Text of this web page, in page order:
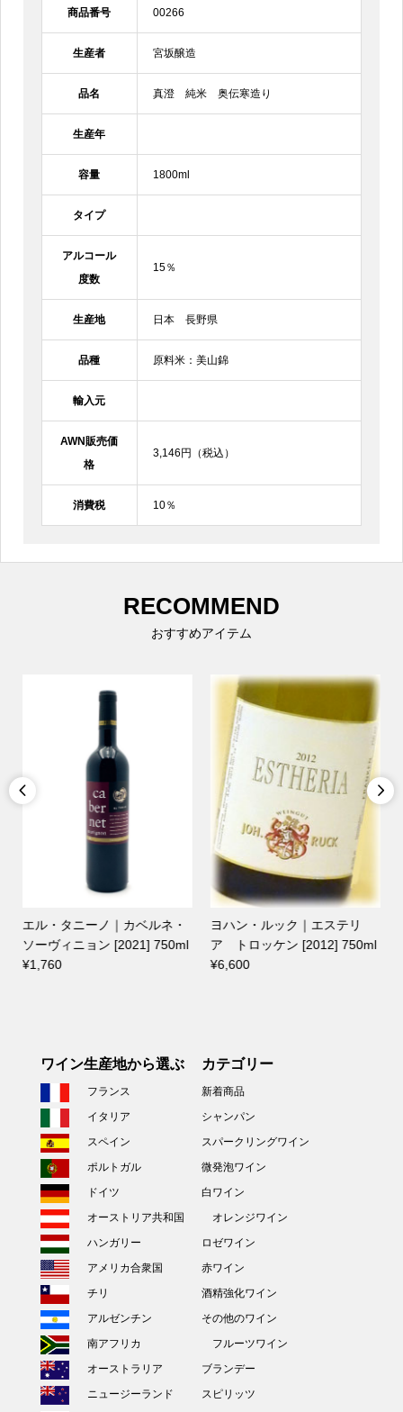
商品番号 00266
生産者 宮坂醸造
品名 真澄 純米 奥伝寒造り
生産年
容量 1800ml
タイプ
アルコール
度数
15％
生産地 日本 長野県
品種 原料米：美山錦
輸入元
AWN販売価
格
3,146円（税込）
消費税 10％
RECOMMEND
おすすめアイテム

エル・タニーノ｜カベルネ・
ソーヴィニョン [2021] 750ml
¥1,760
ヨハン・ルック｜エステリ
ア トロッケン [2012] 750ml
¥6,600

ワイン生産地から選ぶ
フランス
イタリア
スペイン
ポルトガル
ドイツ
オーストリア共和国
ハンガリー
アメリカ合衆国
チリ
アルゼンチン
南アフリカ
オーストラリア
ニュージーランド
カテゴリー
新着商品
シャンパン
スパークリングワイン
微発泡ワイン
白ワイン
オレンジワイン
ロゼワイン
赤ワイン
酒精強化ワイン
その他のワイン
フルーツワイン
ブランデー
スピリッツ